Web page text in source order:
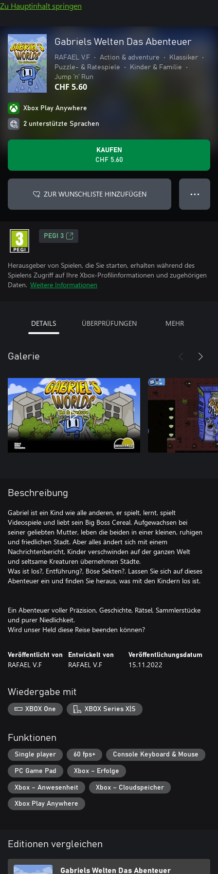
Zu Hauptinhalt springen
Gabriels Welten Das Abenteuer
RAFAEL V.F • Action & adventure • Klassiker
•
Puzzle- & Ratespiele
• Kinder & Familie
•
Jump ’n’ Run
CHF 5.60
Xbox Play Anywhere
2 unterstützte Sprachen
KAUFEN
CHF 5.60
ZUR WUNSCHLISTE HINZUFÜGEN ● ● ●
PEGI 3
Herausgeber von Spielen, die Sie starten, erhalten während des
Spielens Zugriff auf Ihre Xbox-Profilinformationen und zugehörigen
Daten. Weitere Informationen
DETAILS ÜBERPRÜFUNGEN MEHR
Galerie
Beschreibung
Gabriel ist ein Kind wie alle anderen, er spielt, lernt, spielt
Videospiele und liebt sein Big Boss Cereal. Aufgewachsen bei
seiner geliebten Mutter, leben die beiden in einer kleinen, ruhigen
und friedlichen Stadt. Aber alles ändert sich mit einem
Nachrichtenbericht, Kinder verschwinden auf der ganzen Welt
und seltsame Kreaturen übernehmen Städte.
Was ist los?, Entführung?, Böse Sekten?. Lassen Sie sich auf dieses
Abenteuer ein und finden Sie heraus, was mit den Kindern los ist.
Ein Abenteuer voller Präzision, Geschichte, Rätsel, Sammlerstücke
und purer Niedlichkeit.
Wird unser Held diese Reise beenden können?
Veröffentlicht von
RAFAEL V.F
Entwickelt von
RAFAEL V.F
Veröffentlichungsdatum
15.11.2022
Wiedergabe mit
XBOX One XBOX Series X|S
Funktionen
Single player 60 fps+ Console Keyboard & Mouse
PC Game Pad Xbox – Erfolge
Xbox – Anwesenheit Xbox – Cloudspeicher
Xbox Play Anywhere
Editionen vergleichen
Gabriels Welten Das Abenteuer